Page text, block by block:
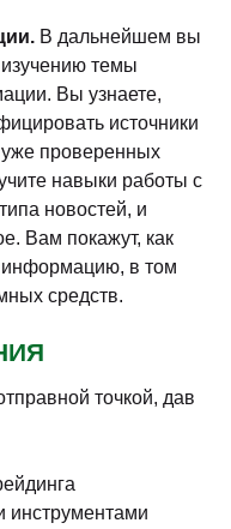
В дальнейшем вы
изучению темы
Вы узнаете,
источники
проверенных
навыки работы с
новостей, и
Вам покажут, как
информацию, в том
средств.
точкой, дав
инструментами